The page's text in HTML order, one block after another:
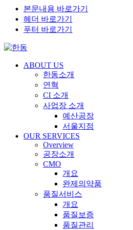
본문내용 바로가기
헤더 바로가기
푸터 바로가기
ABOUT US
한동소개
연혁
CI 소개
사업장 소개
예산공장
서울지점
OUR SERVICES
Overview
공장소개
CMO
개요
완제의약품
품질서비스
개요
품질보증
품질관리